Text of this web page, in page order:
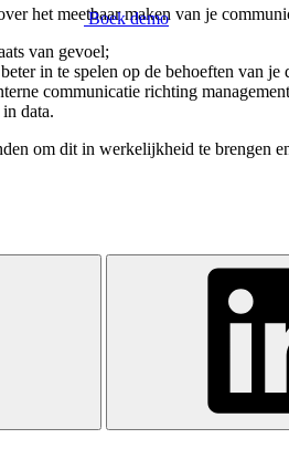
Boek demo
het meetbaar maken van je
van gevoel;
in te spelen op de behoeften van je
communicatie richting
data.
om dit in werkelijkheid te brengen